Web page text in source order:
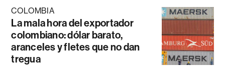
COLOMBIA
La mala hora del exportador
colombiano: dólar barato,
aranceles y fletes que no dan
tregua